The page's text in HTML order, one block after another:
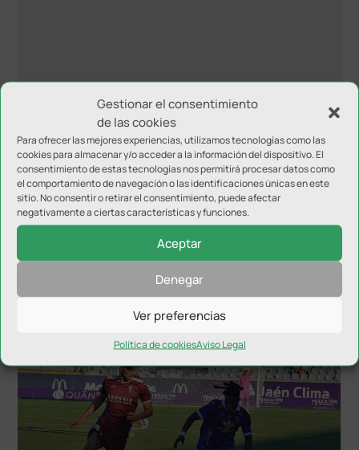
Gestionar el consentimiento
de las cookies
Para ofrecer las mejores experiencias, utilizamos tecnologías como las
cookies para almacenar y/o acceder a la información del dispositivo. El
consentimiento de estas tecnologías nos permitirá procesar datos como
el comportamiento de navegación o las identificaciones únicas en este
sitio. No consentir o retirar el consentimiento, puede afectar
negativamente a ciertas características y funciones.
Aceptar
Denegar
Ver preferencias
Política de cookiesAviso Legal
NOTICIAS RELACIONADAS